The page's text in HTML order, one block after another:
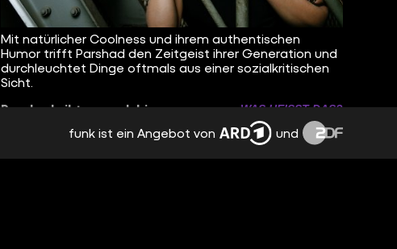
Mit natürlicher Coolness und ihrem authentischen
Humor trifft Parshad den Zeitgeist ihrer Generation und
durchleuchtet Dinge oftmals aus einer sozialkritischen
Sicht.
Parshad gibt es auch hier:
WAS HEISST DAS?
funk ist ein Angebot von und